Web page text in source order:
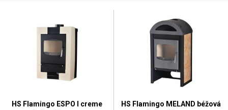
HS Flamingo ESPO I creme
HS Flamingo MELAND béžová